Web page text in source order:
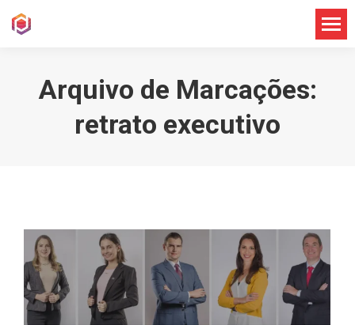
Arquivo de Marcações:
retrato executivo